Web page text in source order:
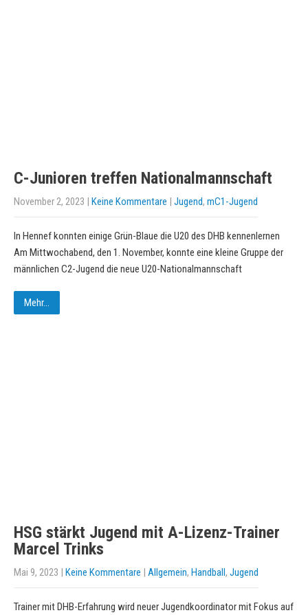
C-Junioren treffen Nationalmannschaft
November 2, 2023 | Keine Kommentare | Jugend, mC1-Jugend
In Hennef konnten einige Grün-Blaue die U20 des DHB kennenlernen
Am Mittwochabend, den 1. November, konnte eine kleine Gruppe der
männlichen C2-Jugend die neue U20-Nationalmannschaft
Mehr...
HSG stärkt Jugend mit A-Lizenz-Trainer
Marcel Trinks
Mai 9, 2023 | Keine Kommentare | Allgemein, Handball, Jugend
Trainer mit DHB-Erfahrung wird neuer Jugendkoordinator mit Fokus auf